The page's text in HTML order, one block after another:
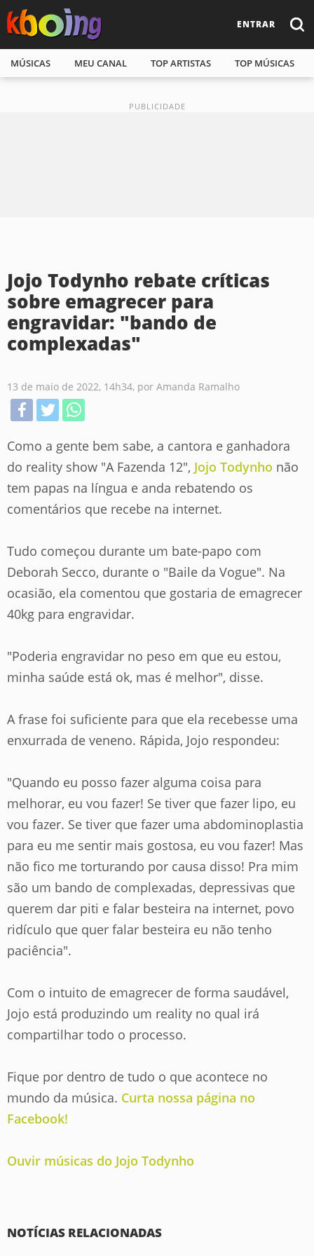
ENTRAR
MÚSICAS MEU CANAL TOP ARTISTAS TOP MÚSICAS
Jojo Todynho rebate críticas
sobre emagrecer para
engravidar: "bando de
complexadas"
13 de maio de 2022, 14h34, por Amanda Ramalho
Como a gente bem sabe, a cantora e ganhadora
do reality show "A Fazenda 12", Jojo Todynho não
tem papas na língua e anda rebatendo os
comentários que recebe na internet.
Tudo começou durante um bate-papo com
Deborah Secco, durante o "Baile da Vogue". Na
ocasião, ela comentou que gostaria de emagrecer
40kg para engravidar.
"Poderia engravidar no peso em que eu estou,
minha saúde está ok, mas é melhor", disse.
A frase foi suficiente para que ela recebesse uma
enxurrada de veneno. Rápida, Jojo respondeu:
"Quando eu posso fazer alguma coisa para
melhorar, eu vou fazer! Se tiver que fazer lipo, eu
vou fazer. Se tiver que fazer uma abdominoplastia
para eu me sentir mais gostosa, eu vou fazer! Mas
não fico me torturando por causa disso! Pra mim
são um bando de complexadas, depressivas que
querem dar piti e falar besteira na internet, povo
ridículo que quer falar besteira eu não tenho
paciência".
Com o intuito de emagrecer de forma saudável,
Jojo está produzindo um reality no qual irá
compartilhar todo o processo.
Fique por dentro de tudo o que acontece no
mundo da música. Curta nossa página no
Facebook!
Ouvir músicas do Jojo Todynho
NOTÍCIAS RELACIONADAS